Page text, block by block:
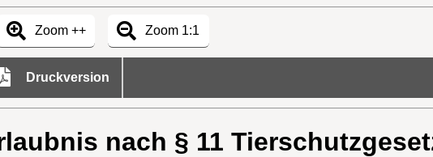
Zoom ++ Zoom 1:1
Druckversion
nach § 11